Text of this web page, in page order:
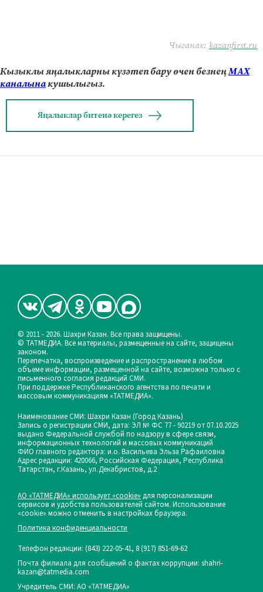
Чыганак: kazanfirst.ru
Кызыклы яңалыкларны күзәтеп бару өчен безнеңМАХ
каналынакушылыгыз.
Яңалыклар битенә керегез
© 2011 - 2026. Шахри Казан. Все права защищены.
© ТАТМЕДИА. Все материалы, размещенные на сайте, защищены
законом.
Перепечатка, воспроизведение и распространение в любом
объеме информации, размещенной на сайте, возможна только с
письменного согласия редакций СМИ.
При поддержке Республиканского агентства по печати и
массовым коммуникациям «ТАТМЕДИА».
Наименование СМИ: Шахри Казан (Город Казань)
Запись о регистрации СМИ, дата: ЭЛ № ФС 77 - 90219 от 07.10.2025
выдано Федеральной службой по надзору в сфере связи,
информационных технологий и массовых коммуникаций
ФИО главного редактора: и.о. Васильева Эльза Рафаиловна
Адрес редакции: 420066, Российская Федерация, Республика
Татарстан, г.Казань, ул.Декабристов, д.2
АО «ТАТМЕДИА» использует «cookie» для персонализации
сервисов и удобства пользователей сайтом. Использование
«cookie» можно отменить в настройках браузера.
Политика конфиденциальности
Телефон редакции: (843) 222-05-41, 8 (917) 851-69-62
Почта филиала для сообщений о фактах коррупции: shahri-
kazan@tatmedia.com
Учредитель СМИ: АО «ТАТМЕДИА»